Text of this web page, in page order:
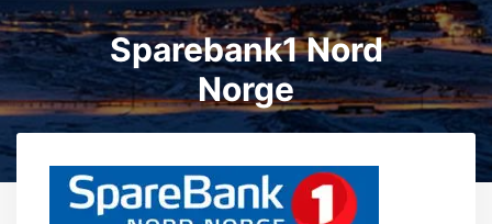
Sparebank1 Nord
Norge